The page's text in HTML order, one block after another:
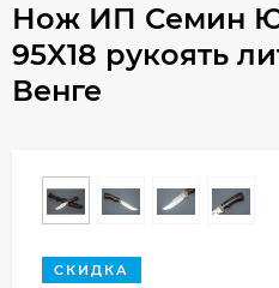
Нож ИП Семин
95X18 рукоять
Венге
СКИДКА